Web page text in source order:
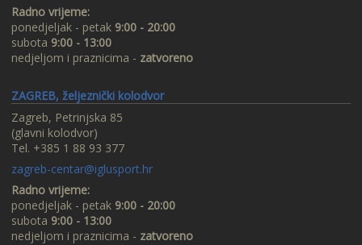
Radno vrijeme:
ponedjeljak - petak 9:00 - 20:00
subota 9:00 - 13:00
nedjeljom i praznicima - zatvoreno
ZAGREB, željeznički kolodvor
Zagreb, Petrinjska 85
(glavni kolodvor)
Tel. +385 1 88 93 377
zagreb-centar@iglusport.hr
Radno vrijeme:
ponedjeljak - petak 9:00 - 20:00
subota 9:00 - 13:00
nedjeljom i praznicima - zatvoreno